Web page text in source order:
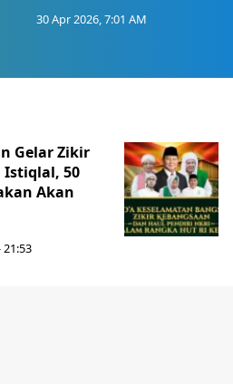
30 Apr 2026, 7:01 AM
Gelar Zikir
Istiqlal, 50
Akan
21:53